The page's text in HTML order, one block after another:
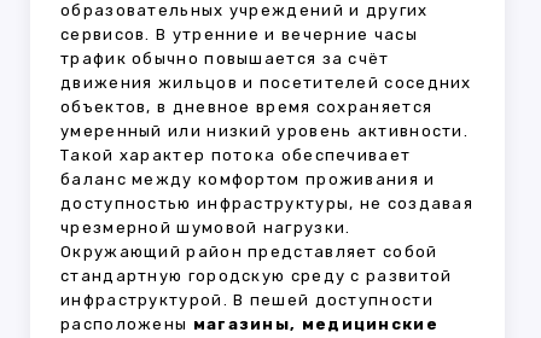
образовательных учреждений и других
сервисов. В утренние и вечерние часы
трафик обычно повышается за счёт
движения жильцов и посетителей соседних
объектов, в дневное время сохраняется
умеренный или низкий уровень активности.
Такой характер потока обеспечивает
баланс между комфортом проживания и
доступностью инфраструктуры, не создавая
чрезмерной шумовой нагрузки.
Окружающий район представляет собой
стандартную городскую среду с развитой
инфраструктурой. В пешей доступности
расположены магазины, медицинские